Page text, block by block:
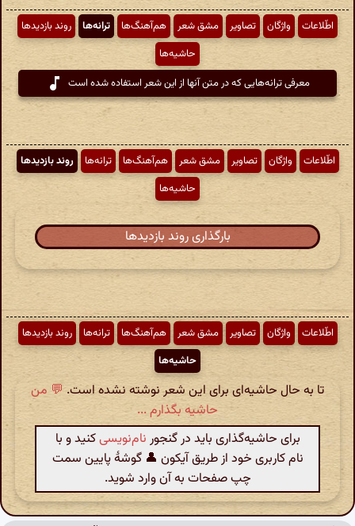
اطّلاعات واژگان تصاویر مشق شعر هم‌آهنگ‌ها ترانه‌ها
روند بازدیدها
حاشیه‌ها
معرفی ترانه‌هایی که در متن آنها از این شعر استفاده شده است
اطّلاعات واژگان تصاویر مشق شعر هم‌آهنگ‌ها ترانه‌ها
روند بازدیدها
حاشیه‌ها
بارگذاری روند بازدیدها
اطّلاعات واژگان تصاویر مشق شعر هم‌آهنگ‌ها ترانه‌ها
روند بازدیدها
حاشیه‌ها
تا به حال حاشیه‌ای برای این شعر نوشته نشده است.💬 من
حاشیه بگذارم ...
برای حاشیه‌گذاری باید در گنجور نام‌نویسیکنید و با
نام کاربری خود از طریق آیکون 👤 گوشهٔ پایین سمت
چپ صفحات به آن وارد شوید.